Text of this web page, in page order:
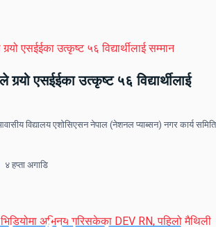
गर्‍यो एसईईका उत्कृष्ट ५६ विद्यार्थीलाई
विद्यालय एशोसिएसन नेपाल (नेशनल प्याब्सन) नगर कार्य समिति
४ हप्ता अगाडि